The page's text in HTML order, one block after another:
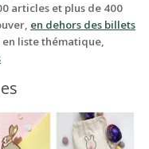
articles et plus de 400
en dehors des billets
liste thématique,